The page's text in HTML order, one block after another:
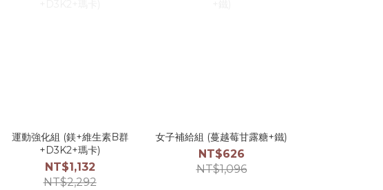
運動強化組 (鎂+維生素B群
+D3K2+瑪卡)
NT$1,132
NT$2,292
女子補給組 (蔓越莓甘露糖+鐵)
NT$626
NT$1,096